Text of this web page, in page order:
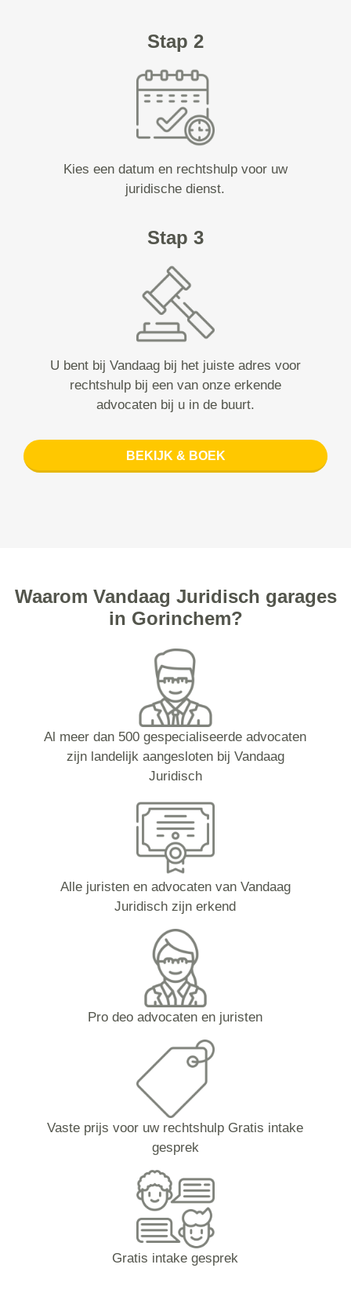
Stap 2
Kies een datum en rechtshulp voor uw
juridische dienst.
Stap 3
U bent bij Vandaag bij het juiste adres voor
rechtshulp bij een van onze erkende
advocaten bij u in de buurt.
BEKIJK & BOEK
Waarom Vandaag Juridisch garages
in Gorinchem?
Al meer dan 500 gespecialiseerde advocaten
zijn landelijk aangesloten bij Vandaag
Juridisch
Alle juristen en advocaten van Vandaag
Juridisch zijn erkend
Pro deo advocaten en juristen
Vaste prijs voor uw rechtshulp Gratis intake
gesprek
Gratis intake gesprek